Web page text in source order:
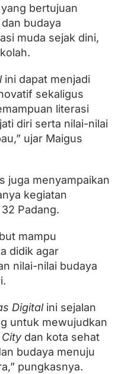
bertujuan
budaya
muda sejak dini,
ini dapat menjadi
sekaligus
literasi
diri serta nilai-nilai
ujar Maigus
juga menyampaikan
kegiatan
Padang.
mampu
didik agar
nilai-nilai budaya
Digitalini sejalan
untuk mewujudkan
dan kota sehat
budaya menuju
pungkasnya.